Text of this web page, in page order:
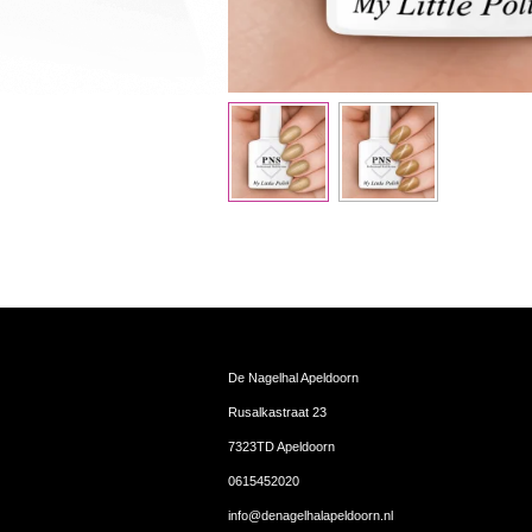
De Nagelhal Apeldoorn
Rusalkastraat 23
7323TD Apeldoorn
0615452020
info@denagelhalapeldoorn.nl